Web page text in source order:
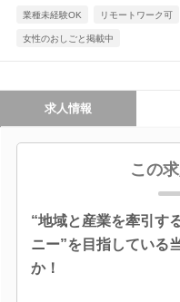
業種未経験OK リモートワーク可
女性のおしごと掲載中
求人情報
この
“地域と産業を牽引す
ニー”を目指している
か！